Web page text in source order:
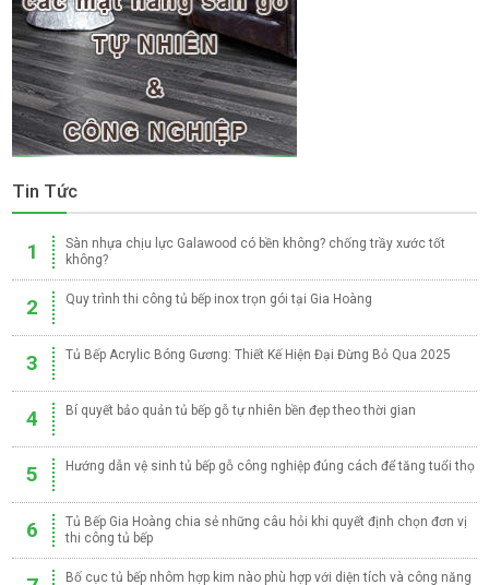
Tin Tức
1
Sàn nhựa chịu lực Galawood có bền không? chống trầy xước tốt
không?
2 Quy trình thi công tủ bếp inox trọn gói tại Gia Hoàng
3 Tủ Bếp Acrylic Bóng Gương: Thiết Kế Hiện Đại Đừng Bỏ Qua 2025
4 Bí quyết bảo quản tủ bếp gỗ tự nhiên bền đẹp theo thời gian
5 Hướng dẫn vệ sinh tủ bếp gỗ công nghiệp đúng cách để tăng tuổi thọ
6
Tủ Bếp Gia Hoàng chia sẻ những câu hỏi khi quyết định chọn đơn vị
thi công tủ bếp
Bố cục tủ bếp nhôm hợp kim nào phù hợp với diện tích và công năng